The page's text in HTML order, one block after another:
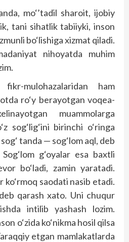
mo‘’tadil sharoit, ijobiy
tani sihatlik tabiiyki, inson
bo‘lishiga xizmat qiladi.
nihoyatda muhim
fikr-mulohazalaridan ham
ro‘y berayotgan voqea-
muammolarga
sog‘lig‘ini birinchi o‘ringa
tanda — sog‘lom aql, deb
g‘oyalar esa baxtli
bo‘ladi, zamin yaratadi.
ko‘rmoq saodati nasib etadi.
qarash xato. Uni chuqur
intilib yashash lozim.
o‘zida ko‘nikma hosil qilsa
etgan mamlakatlarda